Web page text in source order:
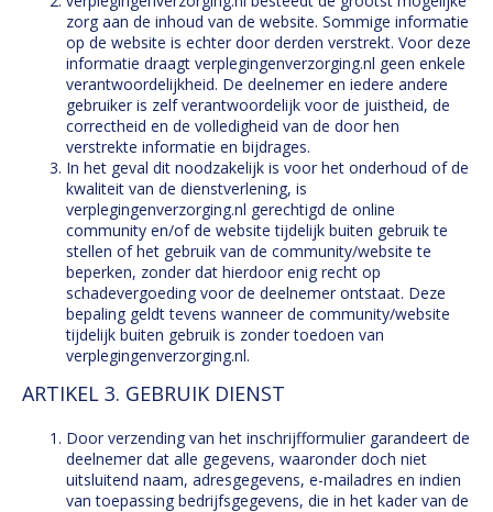
zorg aan de inhoud van de website. Sommige informatie
op de website is echter door derden verstrekt. Voor deze
informatie draagt verplegingenverzorging.nl geen enkele
verantwoordelijkheid. De deelnemer en iedere andere
gebruiker is zelf verantwoordelijk voor de juistheid, de
correctheid en de volledigheid van de door hen
verstrekte informatie en bijdrages.
In het geval dit noodzakelijk is voor het onderhoud of de
kwaliteit van de dienstverlening, is
verplegingenverzorging.nl gerechtigd de online
community en/of de website tijdelijk buiten gebruik te
stellen of het gebruik van de community/website te
beperken, zonder dat hierdoor enig recht op
schadevergoeding voor de deelnemer ontstaat. Deze
bepaling geldt tevens wanneer de community/website
tijdelijk buiten gebruik is zonder toedoen van
verplegingenverzorging.nl.
ARTIKEL 3. GEBRUIK DIENST
Door verzending van het inschrijfformulier garandeert de
deelnemer dat alle gegevens, waaronder doch niet
uitsluitend naam, adresgegevens, e-mailadres en indien
van toepassing bedrijfsgegevens, die in het kader van de